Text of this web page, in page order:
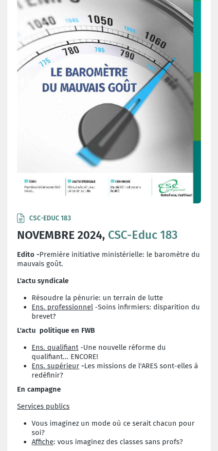
CSC-EDUC 183
NOVEMBRE 2024, CSC-Educ 183
Edito -Première initiative ministérielle: le baromètre du
mauvais goût.
L'actu syndicale
Résoudre la pénurie: un terrain de lutte
Ens. professionnel -Soins infirmiers: disparition du
brevet?
L'actu politique en FWB
Ens. qualifiant -Une nouvelle réforme du
qualifiant... ENCORE!
Ens. supérieur -Les missions de l'ARES sont-elles à
redéfinir?
En campagne
Services publics
Vous imaginez un mode où ce serait chacun pour
soi?
Affiche: vous imaginez des classes sans profs?